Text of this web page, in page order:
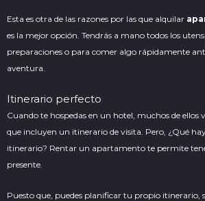
Esta es otra de las razones por las que alquilar
es la mejor opción. Tendrás a mano todos los
preparaciones o para comer algo rápidamente
aventura.
Itinerario perfecto
Cuando te hospedas en un hotel, muchos de ellos
que incluyen un itinerario de visita. Pero, ¿Qué
itinerario? Rentar un apartamento te permite
presente.
Puesto que, puedes planificar tu propio itinerario,